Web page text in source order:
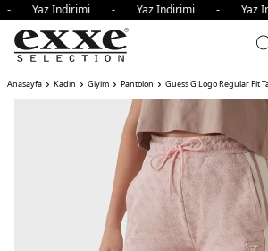
Yaz İndirimi - Yaz İndirimi -
Anasayfa Kadın Giyim Pantolon